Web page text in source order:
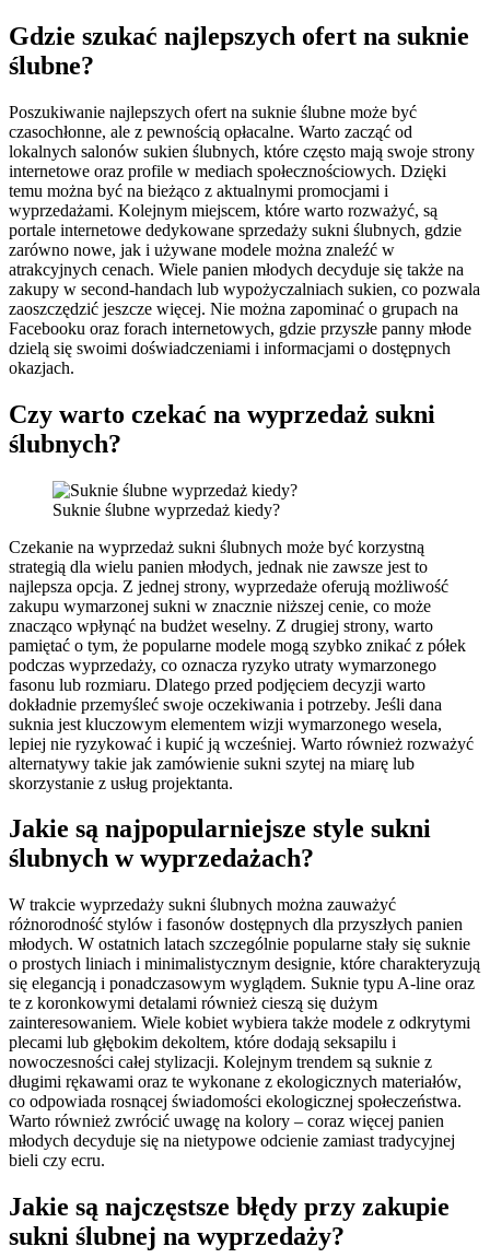
Gdzie szukać najlepszych ofert na suknie
ślubne?
Poszukiwanie najlepszych ofert na suknie ślubne może być
czasochłonne, ale z pewnością opłacalne. Warto zacząć od
lokalnych salonów sukien ślubnych, które często mają swoje strony
internetowe oraz profile w mediach społecznościowych. Dzięki
temu można być na bieżąco z aktualnymi promocjami i
wyprzedażami. Kolejnym miejscem, które warto rozważyć, są
portale internetowe dedykowane sprzedaży sukni ślubnych, gdzie
zarówno nowe, jak i używane modele można znaleźć w
atrakcyjnych cenach. Wiele panien młodych decyduje się także na
zakupy w second-handach lub wypożyczalniach sukien, co pozwala
zaoszczędzić jeszcze więcej. Nie można zapominać o grupach na
Facebooku oraz forach internetowych, gdzie przyszłe panny młode
dzielą się swoimi doświadczeniami i informacjami o dostępnych
okazjach.
Czy warto czekać na wyprzedaż sukni
ślubnych?
Suknie ślubne wyprzedaż kiedy?
Czekanie na wyprzedaż sukni ślubnych może być korzystną
strategią dla wielu panien młodych, jednak nie zawsze jest to
najlepsza opcja. Z jednej strony, wyprzedaże oferują możliwość
zakupu wymarzonej sukni w znacznie niższej cenie, co może
znacząco wpłynąć na budżet weselny. Z drugiej strony, warto
pamiętać o tym, że popularne modele mogą szybko znikać z półek
podczas wyprzedaży, co oznacza ryzyko utraty wymarzonego
fasonu lub rozmiaru. Dlatego przed podjęciem decyzji warto
dokładnie przemyśleć swoje oczekiwania i potrzeby. Jeśli dana
suknia jest kluczowym elementem wizji wymarzonego wesela,
lepiej nie ryzykować i kupić ją wcześniej. Warto również rozważyć
alternatywy takie jak zamówienie sukni szytej na miarę lub
skorzystanie z usług projektanta.
Jakie są najpopularniejsze style sukni
ślubnych w wyprzedażach?
W trakcie wyprzedaży sukni ślubnych można zauważyć
różnorodność stylów i fasonów dostępnych dla przyszłych panien
młodych. W ostatnich latach szczególnie popularne stały się suknie
o prostych liniach i minimalistycznym designie, które charakteryzują
się elegancją i ponadczasowym wyglądem. Suknie typu A-line oraz
te z koronkowymi detalami również cieszą się dużym
zainteresowaniem. Wiele kobiet wybiera także modele z odkrytymi
plecami lub głębokim dekoltem, które dodają seksapilu i
nowoczesności całej stylizacji. Kolejnym trendem są suknie z
długimi rękawami oraz te wykonane z ekologicznych materiałów,
co odpowiada rosnącej świadomości ekologicznej społeczeństwa.
Warto również zwrócić uwagę na kolory – coraz więcej panien
młodych decyduje się na nietypowe odcienie zamiast tradycyjnej
bieli czy ecru.
Jakie są najczęstsze błędy przy zakupie
sukni ślubnej na wyprzedaży?